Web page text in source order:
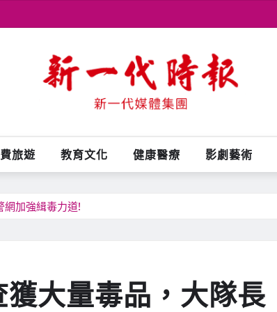
旅遊 教育文化 健康醫療 影劇藝術
網加強緝毒力道!
大量毒品，大隊長